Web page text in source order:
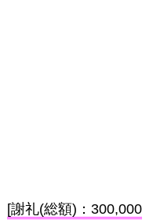
[謝礼(総額)：300,000